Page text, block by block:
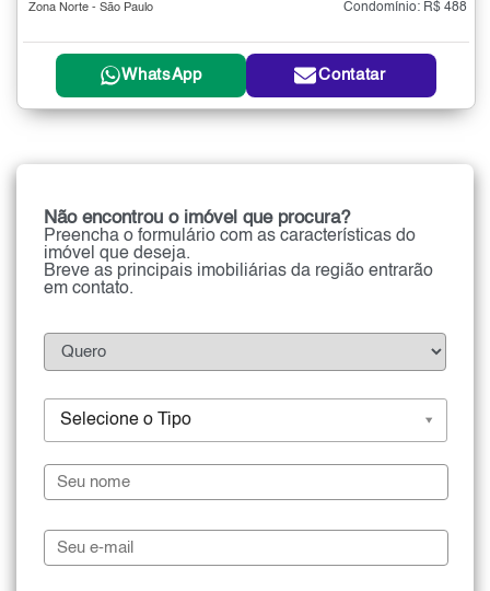
Zona Norte - São Paulo Condomínio: R$ 488
WhatsApp Contatar
Não encontrou o imóvel que procura?
Preencha o formulário com as características do
imóvel que deseja.
Breve as principais imobiliárias da região entrarão
em contato.
Selecione o Tipo